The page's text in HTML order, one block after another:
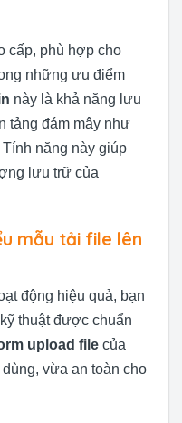
cấp, phù hợp cho
những ưu điểm
này là khả năng lưu
tảng đám mây như
Tính năng này giúp
lưu trữ của
mẫu tải file lên
động hiệu quả, bạn
thuật được chuẩn
upload file của
vừa an toàn cho